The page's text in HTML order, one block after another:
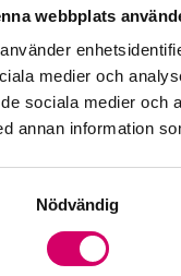
webbplats
medier och
sociala medier och
annan information
Nödvändig